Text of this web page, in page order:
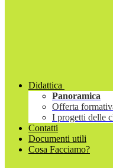
Didattica
Panoramica
Offerta
I progetti delle
Contatti
Documenti utili
Cosa Facciamo?